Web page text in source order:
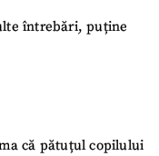
întrebări, puține
că pătuțul copilului